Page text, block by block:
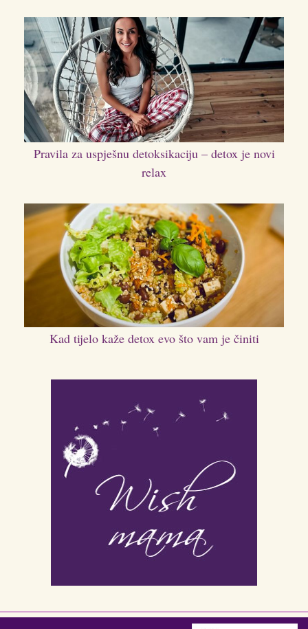
Pravila za uspješnu detoksikaciju – detox je novi
relax
Kad tijelo kaže detox evo što vam je činiti